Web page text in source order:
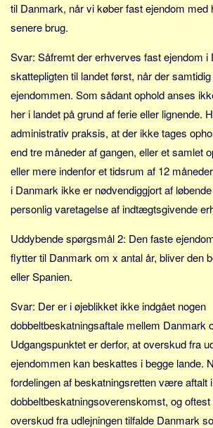
Italien
Grækenland
USA
Alle
Nøgleord
Bolig
Job
Virksomhed
Investering
Pension og opsparing
Forbrug
Social sikring og sundhed
Transport
Alle
Aspekter
Køb og salg
Økonomi
Jura og regler
Skatter og afgifter
til Danmark, når vi køber fast ejendom med
senere brug.
Svar: Såfremt der erhverves fast ejendom
skattepligten til landet først, når der
ejendommen. Som sådant ophold anses
her i landet på grund af ferie eller lignende.
administrativ praksis, at der ikke tages
end tre måneder af gangen, eller et samlet
eller mere indenfor et tidsrum af 12
i Danmark ikke er nødvendiggjort af
personlig varetagelse af indtægtsgivende
Uddybende spørgsmål 2: Den faste
flytter til Danmark om x antal år, bliver den
eller Spanien.
Svar: Der er i øjeblikket ikke indgået nogen
dobbeltbeskatningsaftale mellem Danmark
Udgangspunktet er derfor, at overskud fra
ejendommen kan beskattes i begge lande.
fordelingen af beskatningsretten være aftalt
dobbeltbeskatningsoverenskomst, og
overskud fra udlejningen tilfalde Danmark